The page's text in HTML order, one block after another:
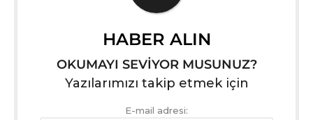
HABER ALIN
OKUMAYI SEVİYOR MUSUNUZ?
Yazılarımızı takip etmek için
E-mail adresi: